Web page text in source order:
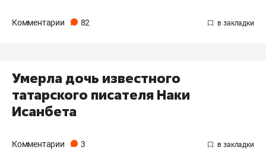
Комментарии 82
Умерла дочь известного
татарского писателя Наки
Исанбета
Комментарии 3